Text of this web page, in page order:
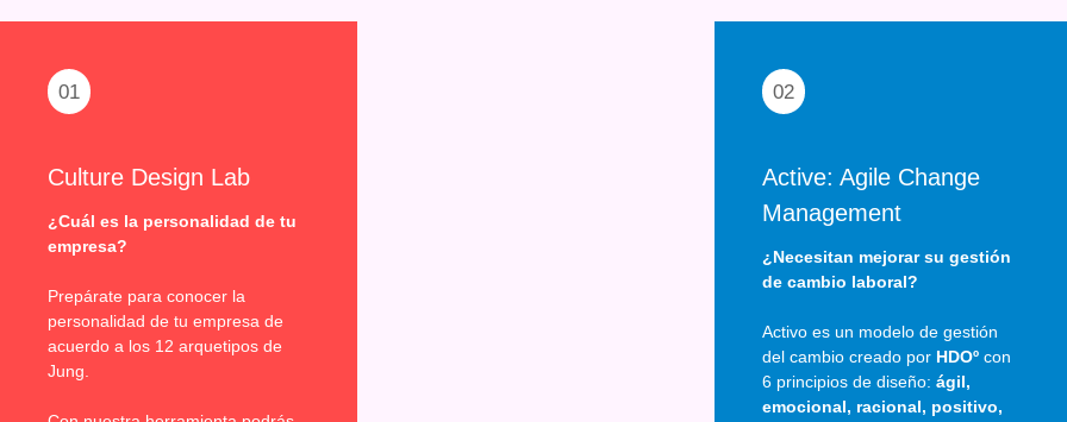
01
Culture Design Lab
¿Cuál es la personalidad de tu
empresa?
Prepárate para conocer la
personalidad de tu empresa de
acuerdo a los 12 arquetipos de
Jung.
02
Active: Agile Change
Management
¿Necesitan mejorar su gestión
de cambio laboral?
Activo es un modelo de gestión
del cambio creado por HDOº con
6 principios de diseño: ágil,
emocional, racional, positivo,